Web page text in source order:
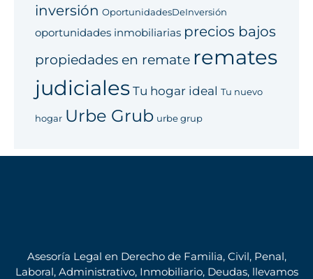
inversión OportunidadesDeInversión
oportunidades inmobiliarias precios bajos
propiedades en remate remates
judicialesTu hogar ideal Tu nuevo
hogar Urbe Grub urbe grup
Asesoría Legal en Derecho de Familia, Civil, Penal,
Laboral, Administrativo, Inmobiliario, Deudas, llevamos